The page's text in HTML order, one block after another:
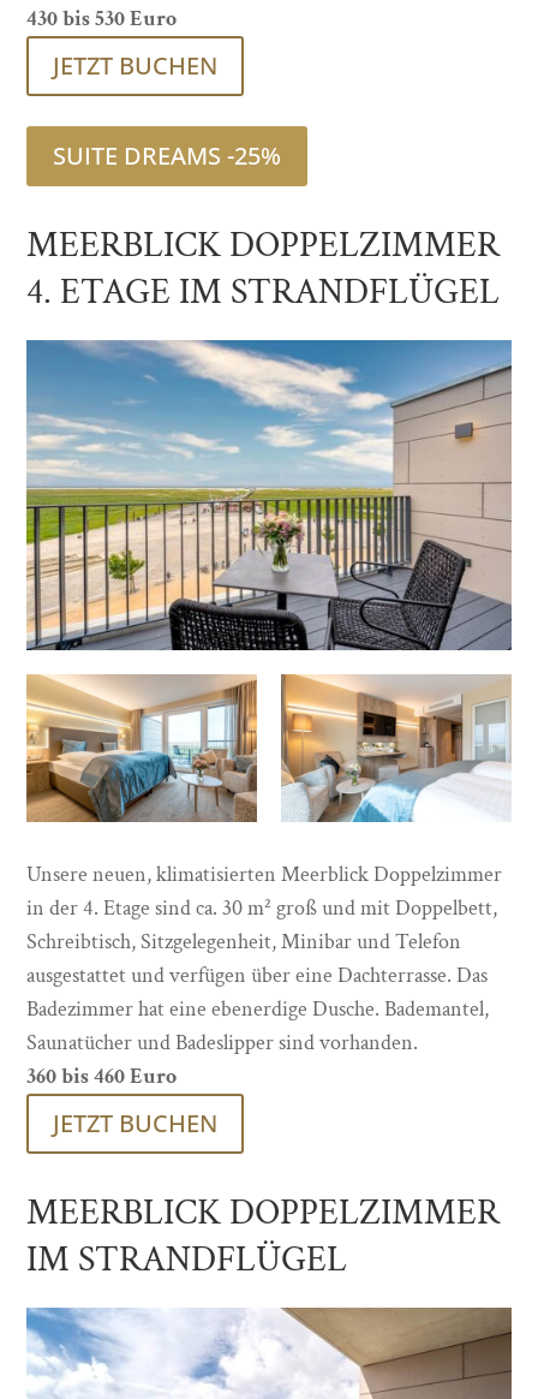
430 bis 530 Euro
JETZT BUCHEN
SUITE DREAMS -25%
MEERBLICK DOPPELZIMMER
4. ETAGE IM STRANDFLÜGEL
Unsere neuen, klimatisierten Meerblick Doppelzimmer
in der 4. Etage sind ca. 30 m² groß und mit Doppelbett,
Schreibtisch, Sitzgelegenheit, Minibar und Telefon
ausgestattet und verfügen über eine Dachterrasse. Das
Badezimmer hat eine ebenerdige Dusche. Bademantel,
Saunatücher und Badeslipper sind vorhanden.
360 bis 460 Euro
JETZT BUCHEN
MEERBLICK DOPPELZIMMER
IM STRANDFLÜGEL